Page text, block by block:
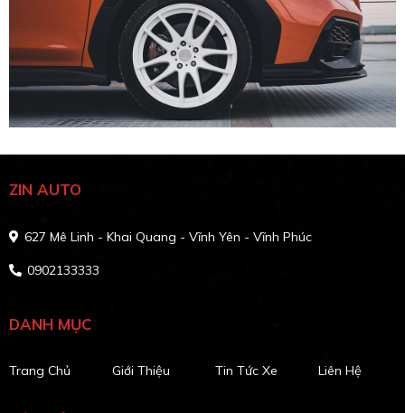
ZIN AUTO
627 Mê Linh - Khai Quang - Vĩnh Yên - Vĩnh Phúc
0902133333
DANH MỤC
Trang Chủ Giới Thiệu Tin Tức Xe Liên Hệ